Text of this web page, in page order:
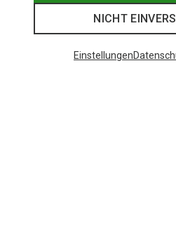
NICHT
Einstellungen